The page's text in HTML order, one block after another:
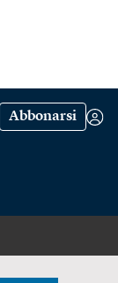
Abbonarsi